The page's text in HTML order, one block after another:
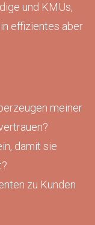
und KMUs,
effizientes aber
meiner
damit sie
zu Kunden